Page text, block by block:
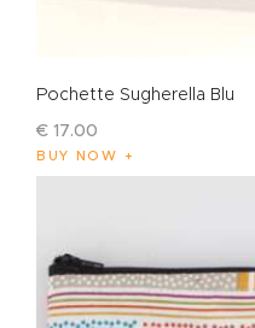
Pochette Sugherella Blu
€ 17.00
BUY NOW